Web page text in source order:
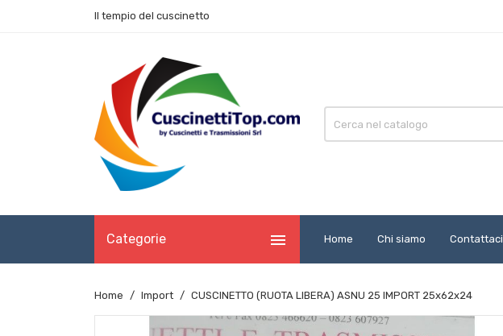
Il tempio del cuscinetto
Categorie  Home Chi siamo Contattaci
Home Import CUSCINETTO (RUOTA LIBERA) ASNU 25 IMPORT 25x62x24